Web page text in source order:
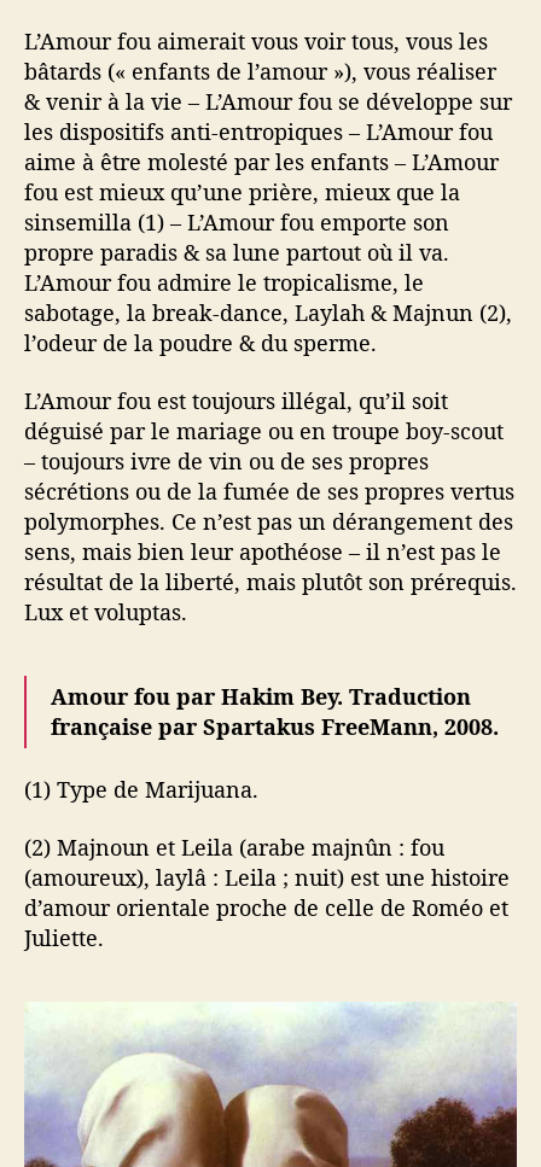
L’Amour fou aimerait vous voir tous, vous les
bâtards (« enfants de l’amour »), vous réaliser
& venir à la vie – L’Amour fou se développe sur
les dispositifs anti-entropiques – L’Amour fou
aime à être molesté par les enfants – L’Amour
fou est mieux qu’une prière, mieux que la
sinsemilla (1) – L’Amour fou emporte son
propre paradis & sa lune partout où il va.
L’Amour fou admire le tropicalisme, le
sabotage, la break-dance, Laylah & Majnun (2),
l’odeur de la poudre & du sperme.
L’Amour fou est toujours illégal, qu’il soit
déguisé par le mariage ou en troupe boy-scout
– toujours ivre de vin ou de ses propres
sécrétions ou de la fumée de ses propres vertus
polymorphes. Ce n’est pas un dérangement des
sens, mais bien leur apothéose – il n’est pas le
résultat de la liberté, mais plutôt son prérequis.
Lux et voluptas.
Amour fou par Hakim Bey. Traduction
française par Spartakus FreeMann, 2008.
(1) Type de Marijuana.
(2) Majnoun et Leila (arabe majnûn : fou
(amoureux), laylâ : Leila ; nuit) est une histoire
d’amour orientale proche de celle de Roméo et
Juliette.